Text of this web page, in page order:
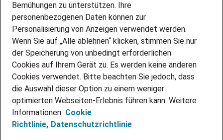
ÜBER UNS
STANDORTE
BLOG
PRESSE
KONTAKT
@Adecco 2026
IMPRESSUM
DATENSCHUTZ
Bemühungen zu unterstützen. Ihre
personenbezogenen Daten können zur
Personalisierung von Anzeigen verwendet werden.
Wenn Sie auf „Alle ablehnen“ klicken, stimmen Sie nur
der Speicherung von unbedingt erforderlichen
Cookies auf Ihrem Gerät zu. Es werden keine anderen
Cookies verwendet. Bitte beachten Sie jedoch, dass
die Auswahl dieser Option zu einem weniger
optimierten Webseiten-Erlebnis führen kann. Weitere
Informationen: Cookie
Richtlinie, Datenschutzrichtlinie